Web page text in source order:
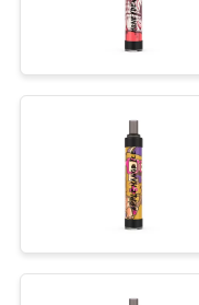
UNS
AUSFLUG